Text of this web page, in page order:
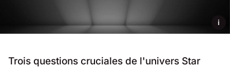
i
Trois questions cruciales de l'univers Star